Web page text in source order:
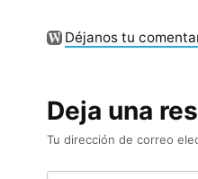
Déjanos tu
Deja una
Tu dirección de correo